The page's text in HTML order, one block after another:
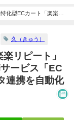
化型ECカート「楽楽リ
久（きゅう）
リピート」
ービス「EC
連携を自動化